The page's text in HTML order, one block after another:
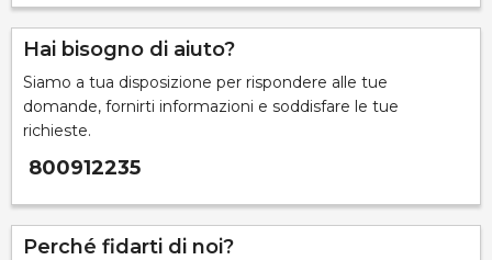
Hai bisogno di aiuto?
Siamo a tua disposizione per rispondere alle tue
domande, fornirti informazioni e soddisfare le tue
richieste.
800912235
Perché fidarti di noi?